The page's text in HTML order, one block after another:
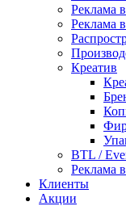
Реклама
Реклама
Креатив
BTL /
Реклама
Клиенты
Акции